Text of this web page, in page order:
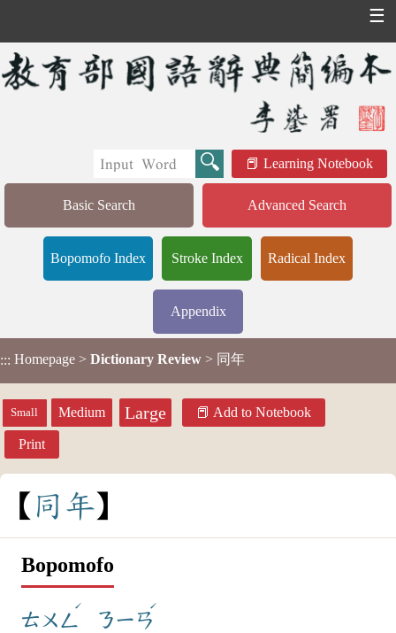
☰
Learning Notebook
Basic Search Advanced Search
Bopomofo Index Stroke Index Radical Index
Appendix
::: Homepage > Dictionary Review > 同年
Small Medium Large Add to Notebook
Print
同 年
Bopomofo
ㄊㄨㄥ
ˊ
ㄋㄧㄢ
ˊ